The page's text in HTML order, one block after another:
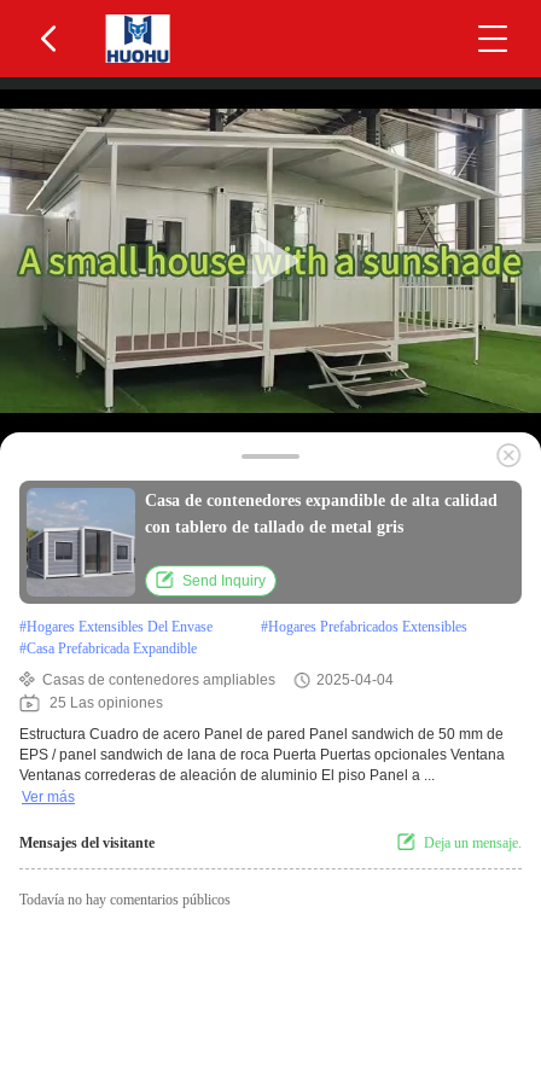
Casa de contenedores expandible de alta calidad
con tablero de tallado de metal gris
Send Inquiry
#Hogares Extensibles Del Envase #Hogares Prefabricados Extensibles
#Casa Prefabricada Expandible
Casas de contenedores ampliables
2025-04-04
25 Las opiniones
Estructura Cuadro de acero Panel de pared Panel sandwich de 50 mm de
EPS / panel sandwich de lana de roca Puerta Puertas opcionales Ventana
Ventanas correderas de aleación de aluminio El piso Panel a ...
Ver más
Mensajes del visitante Deja un mensaje.
Todavía no hay comentarios públicos